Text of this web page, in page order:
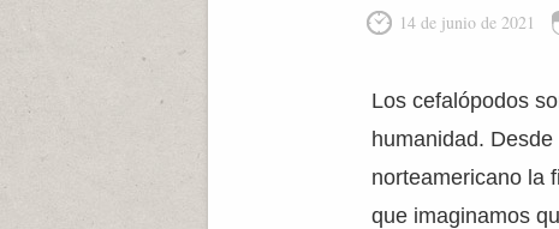
14 de junio de 2021
Los cefalópodos
humanidad.
norteamericano la
que imaginamos